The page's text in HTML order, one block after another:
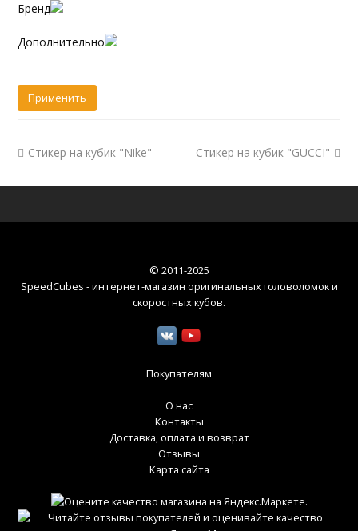
Бренд
Дополнительно
Стикер на кубик "Nike" Стикер на кубик "GUCCI"
© 2011-2025
SpeedCubes - интернет-магазин оригинальных головоломок и
скоростных кубов.
Покупателям
О нас
Контакты
Доставка, оплата и возврат
Отзывы
Карта сайта